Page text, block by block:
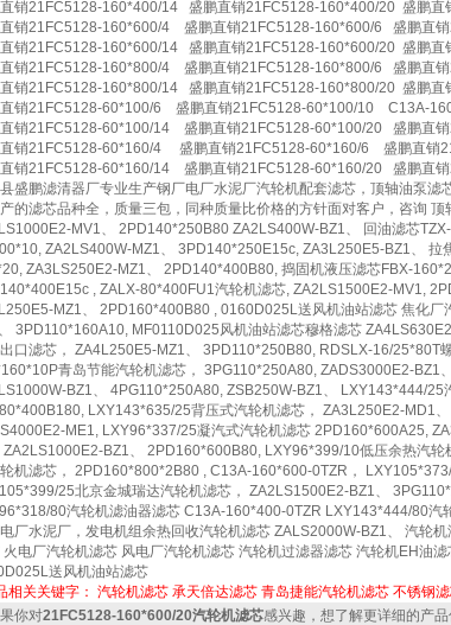
销21FC5128-160*400/14 盛鹏直销21FC5128-160*400/20 盛鹏直
销21FC5128-160*600/4 盛鹏直销21FC5128-160*600/6 盛鹏直
销21FC5128-160*600/14 盛鹏直销21FC5128-160*600/20 盛鹏直
销21FC5128-160*800/4 盛鹏直销21FC5128-160*800/6 盛鹏直
销21FC5128-160*800/14 盛鹏直销21FC5128-160*800/20 盛鹏直
销21FC5128-60*100/6 盛鹏直销21FC5128-60*100/10 C13A-
销21FC5128-60*100/14 盛鹏直销21FC5128-60*100/20 盛鹏直
销21FC5128-60*160/4 盛鹏直销21FC5128-60*160/6 盛鹏直销
销21FC5128-60*160/14 盛鹏直销21FC5128-60*160/20 盛鹏直
盛鹏滤清器厂专业生产钢厂电厂水泥厂汽轮机配套滤芯，顶轴油泵
的滤芯品种全，质量三包，同种质量比价格的方针面对客户，咨询
MV1、 2PD140*250B80 ZA2LS400W-BZ1、 回油滤芯
ZA2LS400W-MZ1、 3PD140*250E15c, ZA3L250E5-BZ1、
ZA3LS250E2-MZ1、 2PD140*400B80, 捣固机液压滤芯FBX-
, ZALX-80*400FU1汽轮机滤芯, ZA2LS1500E2-MV1,
MZ1、 2PD160*400B80 , 0160D025L送风机油站滤芯 焦化
3PD110*160A10, MF0110D025风机油站滤芯穆格滤芯
口滤芯， ZA4L250E5-MZ1、 3PD110*250B80, RDSLX-16/25*80T
青岛节能汽轮机滤芯， 3PG110*250A80, ZADS3000E2-BZ1
BZ1、 4PG110*250A80, ZSB250W-BZ1、 LXY143*444/25
LXY143*635/25背压式汽轮机滤芯， ZA3L250E2-MD1
ME1, LXY96*337/25凝汽式汽轮机滤芯 2PD160*600A25,
ZA2LS1000E2-BZ1、 2PD160*600B80, LXY96*399/10低压余热汽
机滤芯， 2PD160*800*2B80 , C13A-160*600-0TZR，
25北京金城瑞达汽轮机滤芯， ZA2LS1500E2-BZ1、
80汽轮机滤油器滤芯 C13A-160*400-0TZR LXY143*444/80
厂水泥厂，发电机组余热回收汽轮机滤芯 ZALS2000W-BZ1、 汽轮
火电厂汽轮机滤芯 风电厂汽轮机滤芯 汽轮机过滤器滤芯 汽轮机EH油
送风机油站滤芯
相关关键字： 汽轮机滤芯 承天倍达滤芯 青岛捷能汽轮机滤芯 不锈钢
你对21FC5128-160*600/20汽轮机滤芯感兴趣，想了解更详细的产